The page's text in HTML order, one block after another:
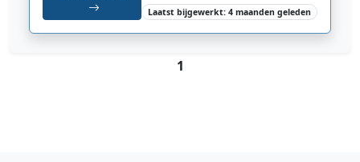
Laatst bijgewerkt: 4 maanden geleden
1